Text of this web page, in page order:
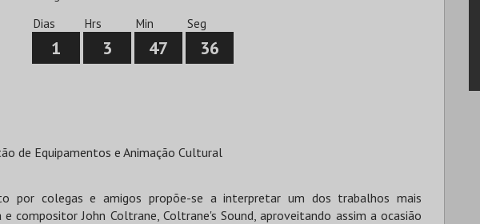
Dias
1
Hrs
3
Min
47
Seg
36
de Equipamentos e Animação Cultural
por colegas e amigos propõe-se a interpretar um dos trabalhos mais
compositor John Coltrane, Coltrane's Sound, aproveitando assim a ocasião